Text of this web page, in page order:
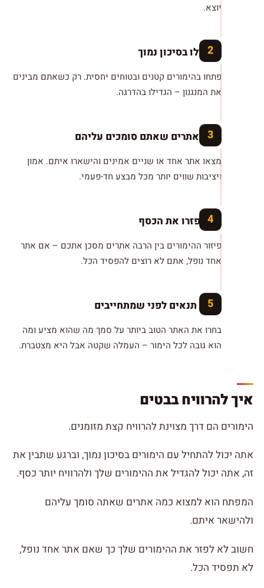
יוצא.
התחילו בסיכון נמוך
פתחו בהימורים קטנים ובטוחים יחסית. רק כשאתם מבינים
את המנגנון – הגדילו בהדרגה.
בחרו אתרים שאתם סומכים עליהם
מצאו אתר אחד או שניים אמינים והישארו איתם. אמון
ויציבות שווים יותר מכל מבצע חד-פעמי.
אל תפזרו את הכסף
פיזור ההימורים בין הרבה אתרים מסכן אתכם – אם אתר
אחד נופל, אתם לא רוצים להפסיד הכל.
השוו תנאים לפני שמתחייבים
בחרו את האתר הטוב ביותר על סמך מה שהוא מציע ומה
הוא גובה לכל הימור – העמלה שקטה אבל היא מצטברת.
איך להרוויח בבטים
הימורים הם דרך מצוינת להרוויח קצת מזומנים.
אתה יכול להתחיל עם הימורים בסיכון נמוך, וברגע שתבין את
זה, אתה יכול להגדיל את ההימורים שלך ולהרוויח יותר כסף.
המפתח הוא למצוא כמה אתרים שאתה סומך עליהם
ולהישאר איתם.
חשוב לא לפזר את ההימורים שלך כך שאם אתר אחד נופל,
לא תפסיד הכל.